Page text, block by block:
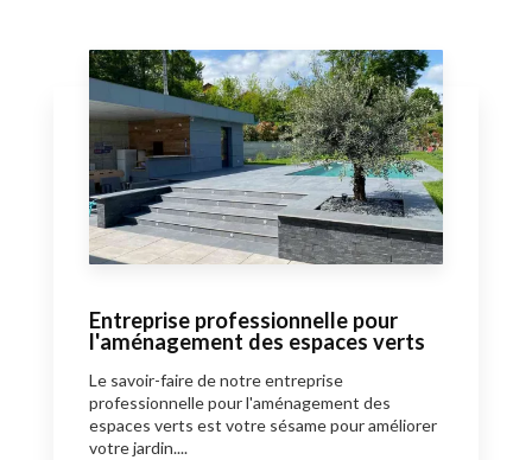
Entreprise professionnelle pour
l'aménagement des espaces verts
Le savoir-faire de notre entreprise
professionnelle pour l'aménagement des
espaces verts est votre sésame pour améliorer
votre jardin....